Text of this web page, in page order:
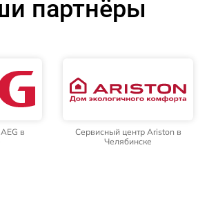
партнёры
в
Сервисный центр Ariston в
Челябинске